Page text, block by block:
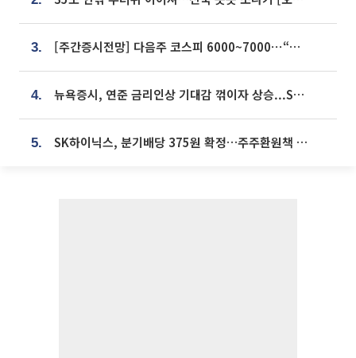
3. [주간증시전망] 다음주 코스피 6000~7000⋯“外人 수급은 정책이 변수”
4. 뉴욕증시, 연준 금리인상 기대감 꺾이자 상승...S&P500 사상 최고치 [종합]
5. SK하이닉스, 분기배당 375원 확정…주주환원책 9월로 앞당겨 발표